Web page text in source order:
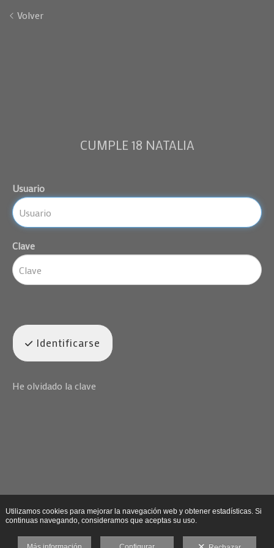
Volver
CUMPLE 18 NATALIA
Usuario
Clave
Identificarse
He olvidado la clave
Utilizamos cookies para mejorar la navegación web y obtener estadísticas. Si
continuas navegando, consideramos que aceptas su uso.